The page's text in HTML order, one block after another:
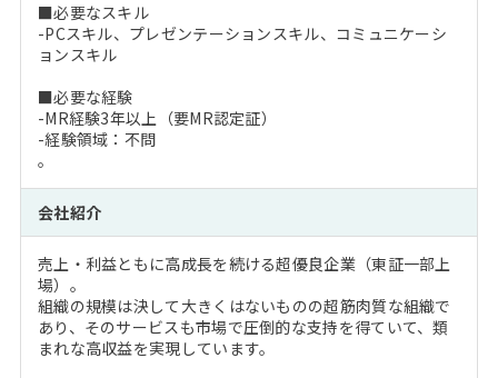
■必要なスキル
-PCスキル、プレゼンテーションスキル、コミュニケーシ
ョンスキル
■必要な経験
-MR経験3年以上（要MR認定証）
-経験領域：不問
。
会社紹介
売上・利益ともに高成長を続ける超優良企業（東証一部上
場）。
組織の規模は決して大きくはないものの超筋肉質な組織で
あり、そのサービスも市場で圧倒的な支持を得ていて、類
まれな高収益を実現しています。